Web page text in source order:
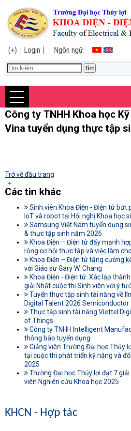
(+) Login Ngôn ngữ:
Công ty TNHH Khoa học
Vina tuyển dụng thực tập
Trở về đầu trang
Các tin khác
Sinh viên Khoa Điện - Điện tử bứt
IoT và robot tại Hội nghị Khoa học
Samsung Việt Nam tuyển dụng
& thực tập sinh năm 2026
Khoa Điện – Điện tử đẩy mạnh
rộng cơ hội thực tập và việc làm
Khoa Điện – Điện tử tăng cường
với Giáo sư Gary W. Chang
Khoa Điện - Điện tử: Xác lập
giải Nhất cuộc thi Sinh viên với ý
Tuyển thực tập sinh tài năng về
Digital Talent 2026 Semiconductor
Thực tập sinh tài năng Viettel
of Things
Công ty TNHH Intelligent
thông báo tuyển dụng
Giảng viên Trường Đại học Thủy
tại cuộc thi phát triển kỹ năng và
2025
Trường Đại học Thủy lợi đạt 7
viên Nghiên cứu Khoa học 2025
KHCN - Hợp tác